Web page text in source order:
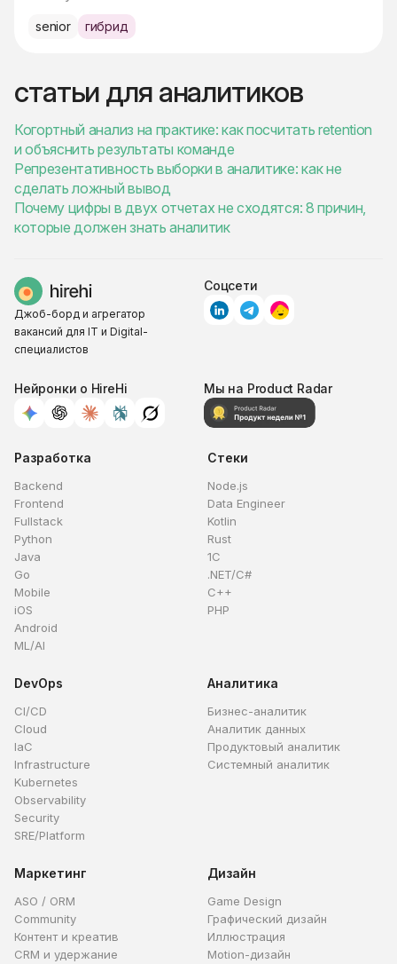
senior гибрид
статьи для аналитиков
Когортный анализ на практике: как посчитать retention
и объяснить результаты команде
Репрезентативность выборки в аналитике: как не
сделать ложный вывод
Почему цифры в двух отчетах не сходятся: 8 причин,
которые должен знать аналитик
Джоб-борд и агрегатор
вакансий для IT и Digital-
специалистов
Соцсети
Нейронки о HireHi Мы на Product Radar
Разработка
Backend
Frontend
Fullstack
Python
Java
Go
Mobile
iOS
Android
ML/AI
Стеки
Node.js
Data Engineer
Kotlin
Rust
1C
.NET/C#
C++
PHP
DevOps
CI/CD
Cloud
IaC
Infrastructure
Kubernetes
Observability
Security
SRE/Platform
Аналитика
Бизнес-аналитик
Аналитик данных
Продуктовый аналитик
Системный аналитик
Маркетинг
ASO / ORM
Community
Контент и креатив
CRM и удержание
Дизайн
Game Design
Графический дизайн
Иллюстрация
Motion-дизайн